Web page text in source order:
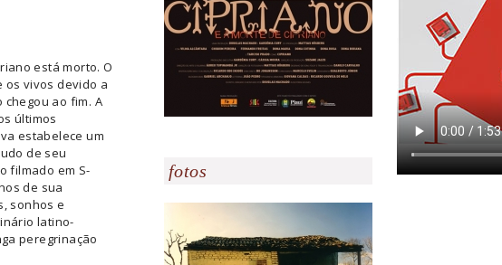
está morto. O
os vivos devido a
chegou ao fim. A
últimos
estabelece um
de seu
filmado em S-
de sua
sonhos e
latino-
peregrinação
fotos